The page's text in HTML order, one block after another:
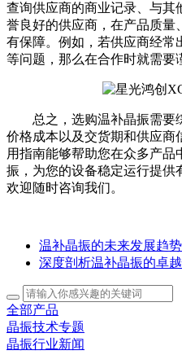
查询供应商的商业记录、与其
誉良好的供应商，在产品质量
有保障。例如，若供应商经常
等问题，那么在合作时就需要
总之，选购温补晶振需要综
价格成本以及交货期和供应商
用指南能够帮助您在众多产
振，为您的设备稳定运行提供
欢迎随时咨询我们。
温补晶振的未来发展趋
深度剖析温补晶振的卓
全部产品
晶振技术专题
晶振行业新闻